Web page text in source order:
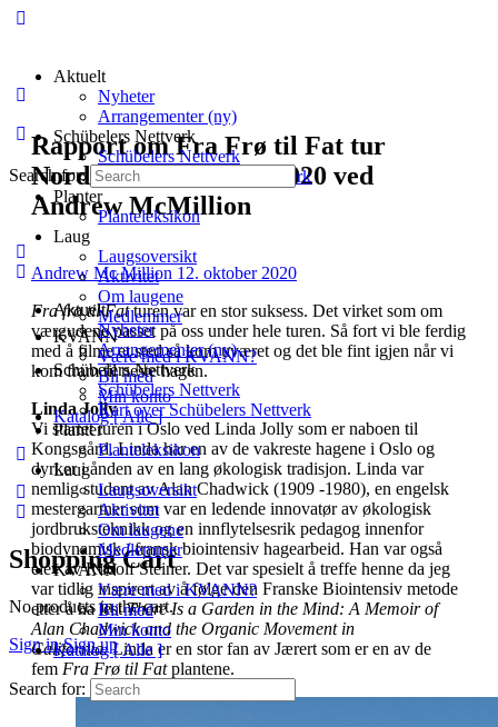
Aktuelt
Nyheter
Arrangementer (ny)
Schübelers Nettverk
Schübelers Nettverk
Kart over Schübelers Nettverk
Planter
Planteleksikon
Laug
Laugsoversikt
Aktivitet
Om laugene
Medlemmer
KVANN
Være med i KVANN?
Bli med
Min konto
Katalog [ Alle ]
Shopping Cart
No products in the cart.
Sign in Sign up
Search for:
Aktuelt
Nyheter
Arrangementer (ny)
Schübelers Nettverk
Schübelers Nettverk
Kart over Schübelers Nettverk
Planter
Planteleksikon
Laug
Laugsoversikt
Aktivitet
Om laugene
Medlemmer
KVANN
Være med i KVANN?
Bli med
Min konto
Katalog [ Alle ]
Search for:
Rapport om Fra Frø til Fat tur
Nordover sommeren 2020 ved
Andrew McMillion
Andrew Mc Million 12. oktober 2020
Fra frø til Fatturen var en stor suksess. Det virket som om
værgudene passet på oss under hele turen. Så fort vi ble ferdig
med å filme et sted så kom uværet og det ble fint igjen når vi
kom fram til neste hagen.
Linda Jolly
Vi startet turen i Oslo ved Linda Jolly som er naboen til
Kongsgård. Linda har en av de vakreste hagene i Oslo og
dyrker i ånden av en lang økologisk tradisjon. Linda var
nemlig student av Alan Chadwick (1909 -1980), en engelsk
mestergartner som var en ledende innovatør av økologisk
jordbruksteknikk og en innflytelsesrik pedagog innenfor
biodynamisk / fransk biointensiv hagearbeid. Han var også
elev av Rudolf Steiner. Det var spesielt å treffe henne da jeg
var tidlig inspirert av å følge den Franske Biointensiv metode
etter å ha lestThere Is a Garden in the Mind: A Memoir of
Alan Chadwick and the Organic Movement in
California.Linda er en stor fan av Jærert som er en av de
fem Fra Frø til Fatplantene.